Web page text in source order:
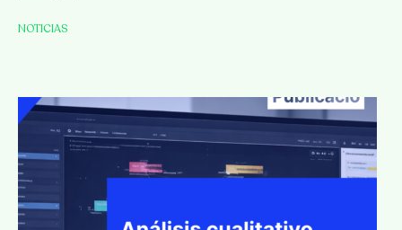
NOTICIAS